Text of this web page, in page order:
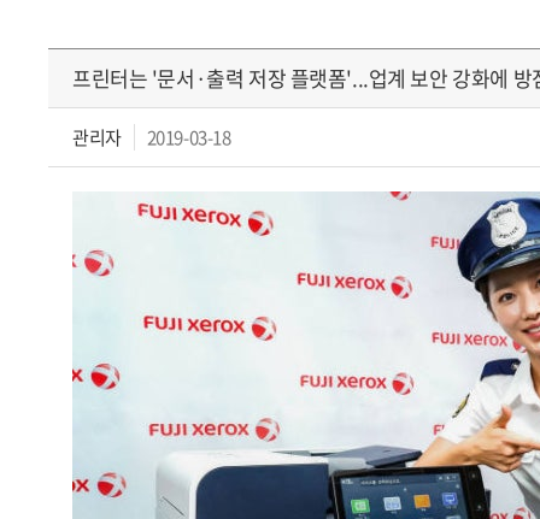
프린터는 '문서·출력 저장 플랫폼'...업계 보안 강화에 방
관리자 2019-03-18